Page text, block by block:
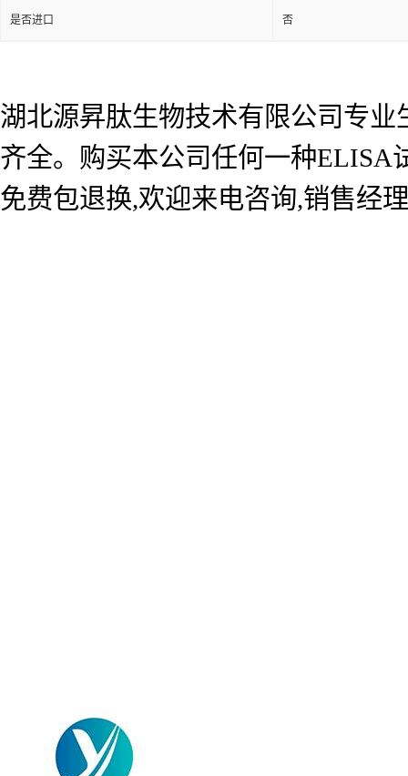
是否进口 否
湖北源昇肽生物技术有限公司专
齐全。购买本公司任何一种ELISA
免费包退换,欢迎来电咨询,销售经